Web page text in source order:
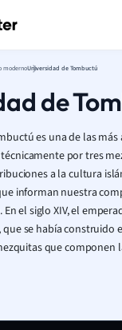
modernoUniversidad de Tombuctú
de
es una de las
por tres
a la cultura
informan nuestra
el siglo XIV, el
se había construido
que componen